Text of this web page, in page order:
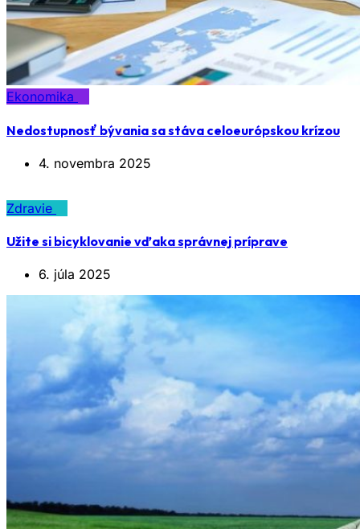
Ekonomika
Nedostupnosť bývania sa stáva celoeurópskou krízou
4. novembra 2025
Zdravie
Užite si bicyklovanie vďaka správnej príprave
6. júla 2025